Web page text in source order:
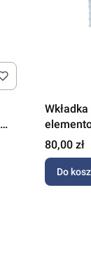
Cena
80,00 zł
Do